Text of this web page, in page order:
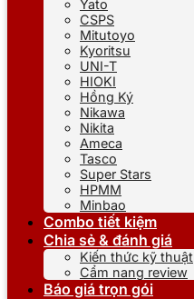
Yato
CSPS
Mitutoyo
Kyoritsu
UNI-T
HIOKI
Hồng Ký
Nikawa
Nikita
Ameca
Tasco
Super Stars
HPMM
Minbao
Combo tiết kiệm
Chia sẻ & đánh giá
Kiến thức kỹ thuật
Cẩm nang review
Báo giá trọn gói